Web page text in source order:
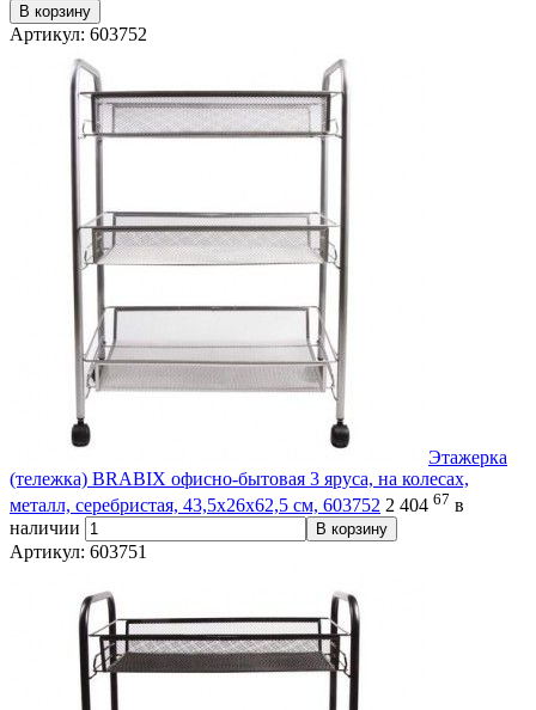
В корзину
Артикул: 603752
Этажерка
(тележка) BRABIX офисно-бытовая 3 яруса, на колесах,
металл, серебристая, 43,5х26х62,5 см, 603752 2 404 67 в
наличии
В корзину
Артикул: 603751